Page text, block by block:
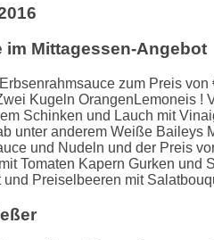
im Mittagessen-Angebot
zum Preis
Kugeln OrangenLemoneis
Schinken und Lauch mit
unter anderem Weiße
und Nudeln und der Preis
Tomaten Kapern Gurken
Preiselbeeren mit